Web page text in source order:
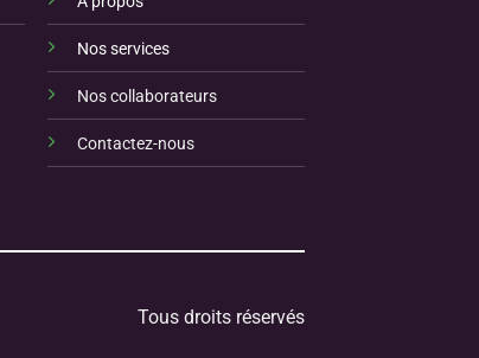
Nos services
Nos collaborateurs
Contactez-nous
Tous droits réservés